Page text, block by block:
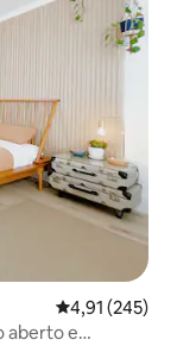
4,91 de uma
4,91 (245)
aberto e